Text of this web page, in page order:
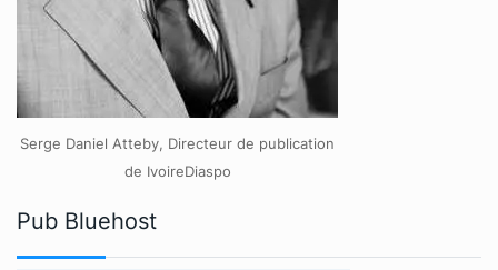
Serge Daniel Atteby, Directeur de publication
de IvoireDiaspo
Pub Bluehost